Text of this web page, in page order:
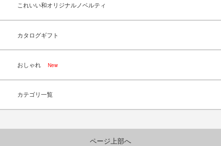
これいい和オリジナルノベルティ
カタログギフト
おしゃれ New
カテゴリ一覧
ページ上部へ